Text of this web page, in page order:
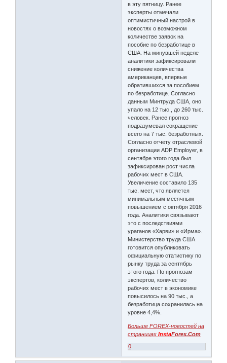
в эту пятницу. Ранее
эксперты отмечали
оптимистичный настрой в
новостях о возможном
количестве заявок на
пособие по безработице в
США. На минувшей неделе
аналитики зафиксировали
снижение количества
американцев, впервые
обратившихся за пособием
по безработице. Согласно
данным Минтруда США, оно
упало на 12 тыс., до 260 тыс.
человек. Ранее прогноз
подразумевал сокращение
всего на 7 тыс. безработных.
Согласно отчету отраслевой
организации ADP Employer, в
сентябре этого года был
зафиксирован рост числа
рабочих мест в США.
Увеличение составило 135
тыс. мест, что является
минимальным месячным
повышением с октября 2016
года. Аналитики связывают
это с последствиями
ураганов «Харви» и «Ирма».
Министерство труда США
готовится опубликовать
официальную статистику по
рынку труда за сентябрь
этого года. По прогнозам
экспертов, количество
рабочих мест в экономике
повысилось на 90 тыс., а
безработица сохранилась на
уровне 4,4%.
Больше FOREX-новостей на
страницахInstaForex.Com
0